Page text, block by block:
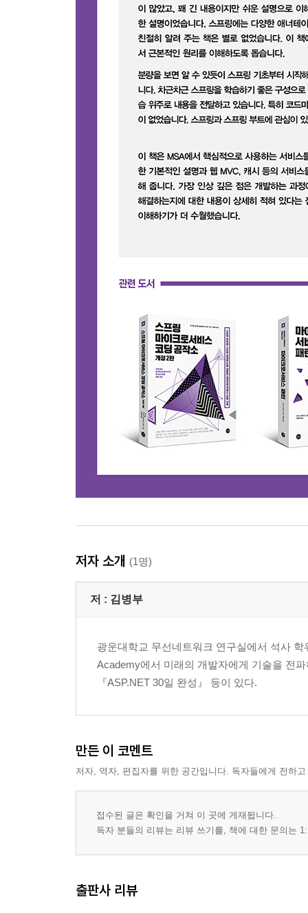
__7.2.1 스프링 부트 테스트 설정
__7.2.2 Junit 사용 예제
__7.2.3 @SpringBootTest를 사용한 스프링 부트 테
__7.2.5 @MockBean을 사용한 테스트 환경 설정
__7.2.6 테스트 슬라이스 애너테이션
__7.2.7 스프링 부트 웹 MVC 테스트 예제
7.3 스프링 부트 자동 설정
8장 데이터 영속성
8.2 MySQL 실행 환경 설정 458
__8.2.2 테이블 설계
8.3 Spring Data JPA 기능과 설정
__8.3.1 Spring Data JPA 기능
__8.3.2 Spring Data JPA 자동 설정과 필수 스프링
__8.3.3 Spring Data JPA 설정
__8.3.4 Hikari DataSource 설정
8.4 엔터티 클래스 설계
__8.4.1 엔터티 클래스와 @Entity 애너테이션
__8.4.3 열거형과 @Enumerated
__8.4.4 Date 클래스와 @Temporal
8.6 Spring Data JPA의 쿼리 메서드 기능
__8.6.1 메서드 이름으로 쿼리 생성
__8.6.2 예제와 테스트 케이스
8.8 EntityManager
__8.9.1 연관 관계 설계
__8.9.2 일대다 연관 관계 설정
__8.9.3 영속성 전이와 로딩, 고아 객체
__8.9.5 양방향 관계 설정
저자 소개 (1명)
저 : 김병부
광운대학교 무선네트워크 연구실에서 석사
Academy에서 미래의 개발자에게 기술을 전
『ASP.NET 30일 완성』 등이 있다.
만든 이 코멘트
저자, 역자, 편집자를 위한 공간입니다. 독자들에게 전하
접수된 글은 확인을 거쳐 이 곳에 게재됩니다.
독자 분들의 리뷰는 리뷰 쓰기를, 책에 대한 문의는
출판사 리뷰